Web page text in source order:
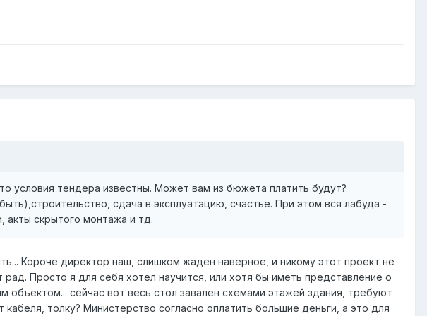
условия тендера известны. Может вам из бюжета платить будут?
сдача в эксплуатацию, счастье. При этом вся лабуда -
акты скрытого монтажа и тд.
Короче директор наш, слишком жаден наверное, и никому этот проект не
Просто я для себя хотел научится, или хотя бы иметь представление о
сейчас вот весь стол завален схемами этажей здания, требуют
толку? Министерство согласно оплатить большие деньги, а это для